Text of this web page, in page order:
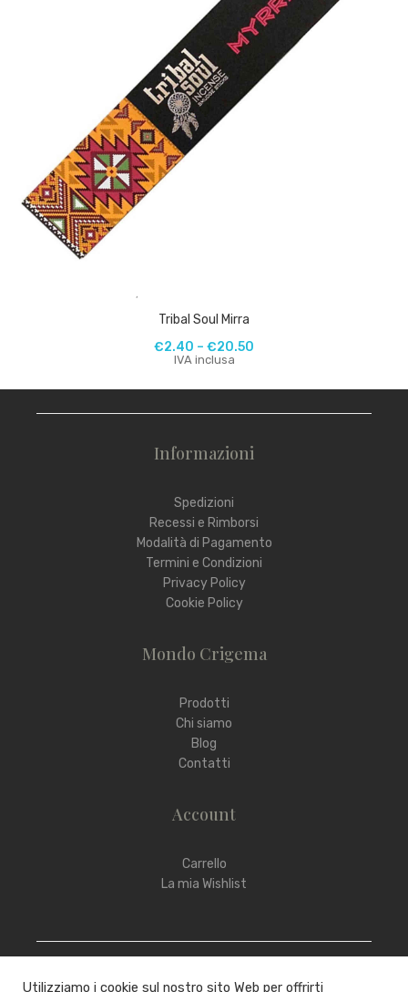
,
Tribal Soul Mirra
€2.40 – €20.50
IVA inclusa
Informazioni
Spedizioni
Recessi e Rimborsi
Modalità di Pagamento
Termini e Condizioni
Privacy Policy
Cookie Policy
Mondo Crigema
Prodotti
Chi siamo
Blog
Contatti
Account
Carrello
La mia Wishlist
Utilizziamo i cookie sul nostro sito Web per offrirti